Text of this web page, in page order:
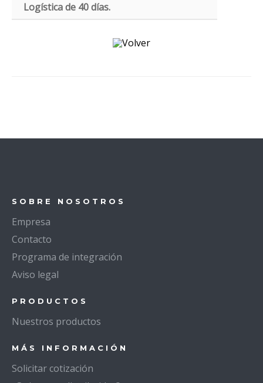
Logística de 40 días.
Volver
SOBRE NOSOTROS
Empresa
Contacto
Programa de integración
Aviso legal
PRODUCTOS
Nuestros productos
MÁS INFORMACIÓN
Solicitar cotización